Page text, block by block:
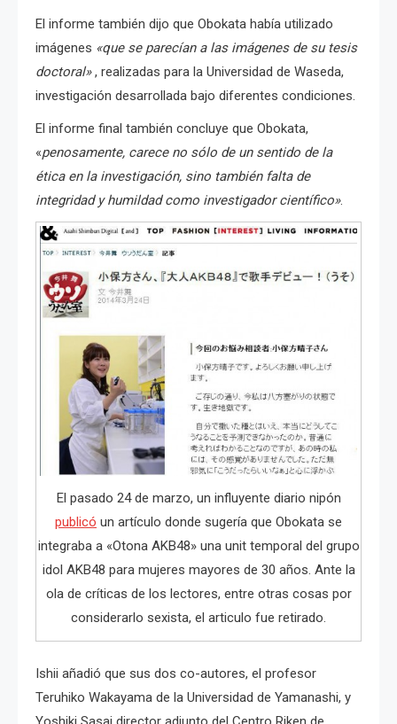
El informe también dijo que Obokata había utilizado
imágenes «que se parecían a las imágenes de su tesis
doctoral», realizadas para la Universidad de Waseda,
investigación desarrollada bajo diferentes condiciones.
El informe final también concluye que Obokata,
«penosamente, carece no sólo de un sentido de la
ética en la investigación, sino también falta de
integridad y humildad como investigador científico».
El pasado 24 de marzo, un influyente diario nipón
publicó un artículo donde sugería que Obokata se
integraba a «Otona AKB48» una unit temporal del grupo
idol AKB48 para mujeres mayores de 30 años. Ante la
ola de críticas de los lectores, entre otras cosas por
considerarlo sexista, el articulo fue retirado.
Ishii añadió que sus dos co-autores, el profesor
Teruhiko Wakayama de la Universidad de Yamanashi, y